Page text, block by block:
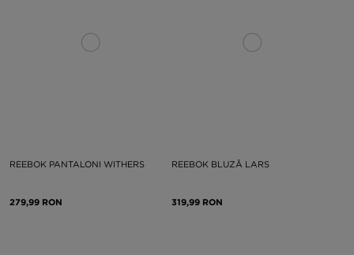
REEBOK PANTALONI WITHERS
279,99 RON
REEBOK BLUZĂ LARS
319,99 RON